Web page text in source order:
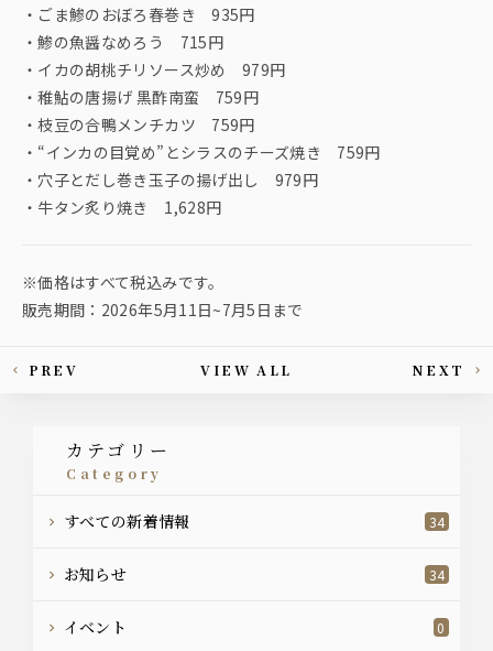
・ごま鯵のおぼろ春巻き 935円
・鯵の魚醤なめろう 715円
・イカの胡桃チリソース炒め 979円
・稚鮎の唐揚げ 黒酢南蛮 759円
・枝豆の合鴨メンチカツ 759円
・“インカの目覚め”とシラスのチーズ焼き 759円
・穴子とだし巻き玉子の揚げ出し 979円
・牛タン炙り焼き 1,628円
※価格はすべて税込みです。
販売期間：2026年5月11日~7月5日まで
This article's paging
PREV VIEW ALL NEXT
カテゴリー
category
すべての新着情報 34
お知らせ 34
イベント 0